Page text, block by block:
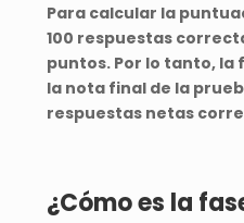
Para calcular la
100 respuestas
puntos. Por lo tanto,
la nota final de la
respuestas netas
¿Cómo es la